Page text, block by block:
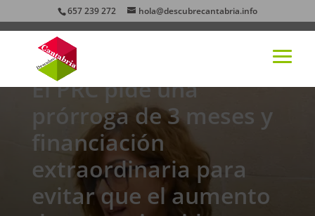
657 239 272 hola@descubrecantabria.info
El PRC pide una
prórroga de 3 meses y
financiación
extraordinaria para
evitar que el aumento